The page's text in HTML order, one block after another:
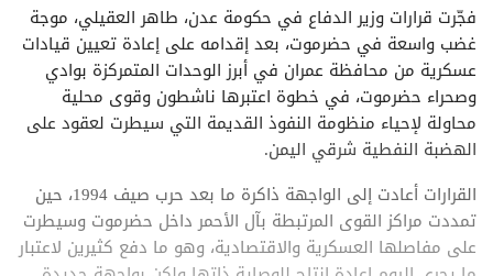
فجّرت قرارات وزير الدفاع في حكومة عدن، طاهر العقيلي، موجة
غضب واسعة في حضرموت، بعد إقدامه على إعادة تعيين قيادات
عسكرية من محافظة عمران في أبرز الوحدات المتمركزة بوادي
وصحراء حضرموت، في خطوة اعتبرها ناشطون وقوى محلية
محاولة لإحياء منظومة النفوذ القديمة التي سيطرت لعقود على
الهضبة النفطية شرقي اليمن.
القرارات أعادت إلى الواجهة ذاكرة ما بعد حرب صيف 1994، حين
تمددت مراكز القوى المرتبطة بآل الأحمر داخل حضرموت وسيطرت
على مفاصلها العسكرية والاقتصادية، وهو ما دفع كثيرين لاعتبار